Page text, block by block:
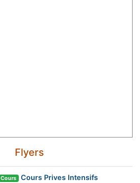
Flyers
Cours Cours Prives Intensifs